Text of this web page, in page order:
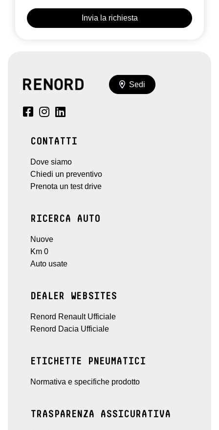
Sedi
CONTATTI
Dove siamo
Chiedi un preventivo
Prenota un test drive
RICERCA AUTO
Nuove
Km 0
Auto usate
DEALER WEBSITES
Renord Renault Ufficiale
Renord Dacia Ufficiale
ETICHETTE PNEUMATICI
Normativa e specifiche prodotto
TRASPARENZA ASSICURATIVA